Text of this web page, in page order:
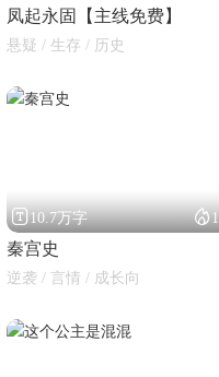
凤起永固【主线免费】
悬疑 / 生存 / 历史
10.7万字 
秦宫史
逆袭 / 言情 / 成长向